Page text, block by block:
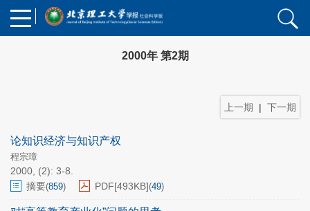
2000年 第2期
上一期 | 下一期
论知识经济与知识产权
程宗璋
2000, (2): 3-8.
摘要(859) PDF[493KB](49)